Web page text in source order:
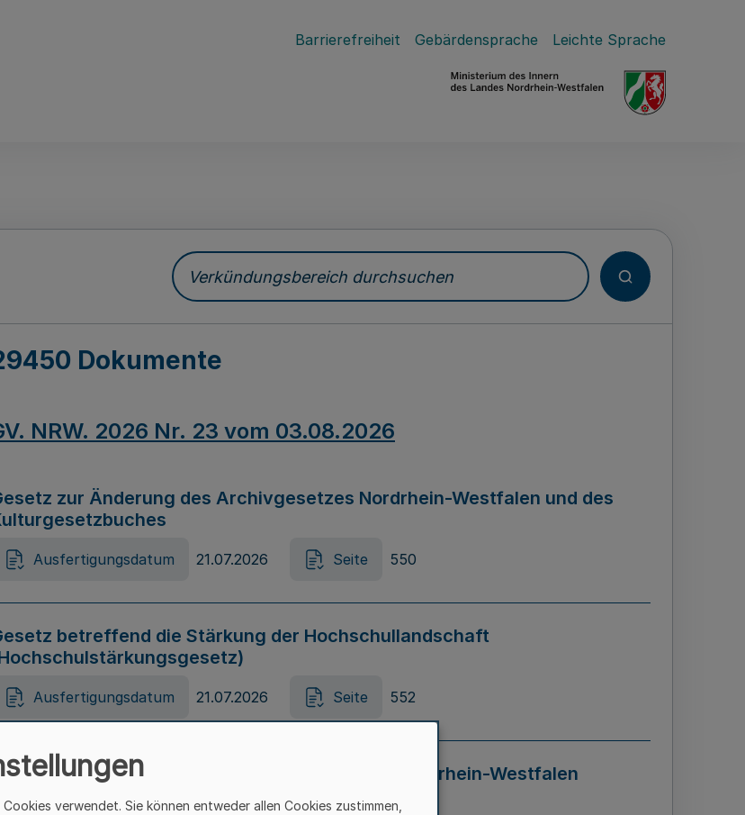
Barrierefreiheit Gebärdensprache Leichte Sprache
Verkündungsbereich durchsuchen
Dokumente
NRW. 2026 Nr. 23 vom 03.08.2026
zur Änderung des Archivgesetzes Nordrhein-Westfalen und des
Ausfertigungsdatum 21.07.2026 Seite 550
betreffend die Stärkung der Hochschullandschaft
Ausfertigungsdatum 21.07.2026 Seite 552
zur Vermeidung von Diskriminierung in Nordrhein-Westfalen
(Landesantidiskriminierungsgesetz – LADG NRW)
verwendet. Sie können entweder allen Cookies zustimmen,